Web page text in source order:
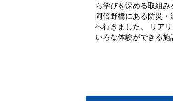
ら学びを深める取組み
阿倍野橋にある防災・
へ行きました。 リア
いろな体験ができる施